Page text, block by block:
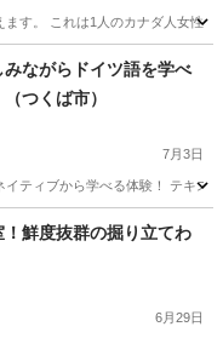
す。 これは1人のカナダ人女性
みながらドイツ語を学べ
つくば市）
7月3日
ティブから学べる体験！ テキ
港区 その他語学
鮮度抜群の掘り立てわ
6月29日